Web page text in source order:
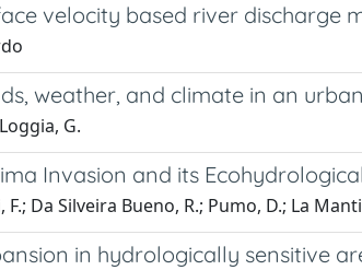
velocity based river discharge
weather, and climate in an
G.
Invasion and its
Da Silveira Bueno, R.; Pumo, D.; La
in hydrologically sensitive